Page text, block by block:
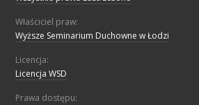
Właściciel praw:
Wyższe Seminarium Duchowne w Łodzi
Licencja:
Licencja WSD
Prawa dostępu: